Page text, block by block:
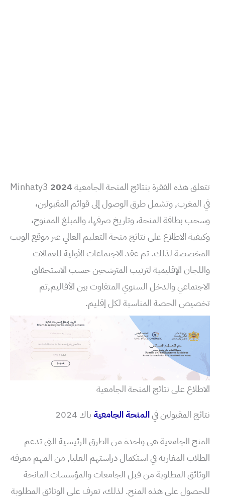
تتعلق هذه الفقرة بنتائج المنحة الجامعية2024
Minhaty3
في المغرب, وتشمل طرق الوصول إلى قوائم المقبولين،
وسحب بطاقة المنحة، وتاريخ صرفها، والمبلغ الممنوح،
وكيفية الاطلاع على نتائج منحة التعليم العالي عبر موقع الويب
المخصصة لذلك. تم عقد الاجتماعات الأولية للعمالات
واللجان الإقليمية لترتيب المترشحين حسب الاستحقاق
الاجتماعي والدخل السنوي المتفاوت بين الأقاليم,تم
تخصيص الحصة المناسبة لكل إقليم.
الاطلاع على نتائج المنحة الجامعية
نتائج المقبولين فيالمنحة الجامعيةباك 2024
المنح الجامعية هي واحدة من الطرق الرئيسية التي تدعم
الطلاب المغاربة في استكمال دراستهم العليا, من المهم معرفة
الوثائق المطلوبة من قبل الجامعات والمؤسسات المانحة
للحصول على هذه المنح. لذلك، تعرف على الوثائق المطلوبة